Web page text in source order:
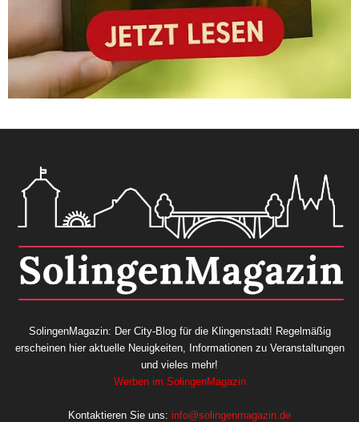
SolingenMagazin: Der City-Blog für die Klingenstadt! Regelmäßig
erscheinen hier aktuelle Neuigkeiten, Informationen zu Veranstaltungen
und vieles mehr!
Werben im SolingenMagazin
Kontaktieren Sie uns: info@solingenmagazin.de